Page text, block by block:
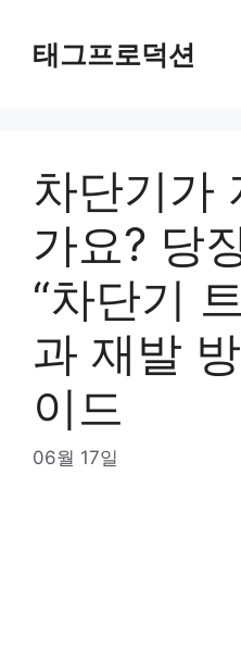
content태그프로덕션
차단기가
가요? 당
“차단기
과 재발
이드
06월 17일